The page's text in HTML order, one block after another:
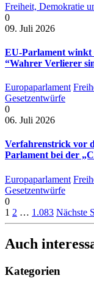
Freiheit, Demokratie
0
09. Juli 2026
EU-Parlament winkt
“Wahrer Verlierer
Europaparlament
Gesetzentwürfe
0
06. Juli 2026
Verfahrenstrick vor
Parlament bei der
Europaparlament
Gesetzentwürfe
0
1 2 … 1.083 Nächste
Auch
Kategorien